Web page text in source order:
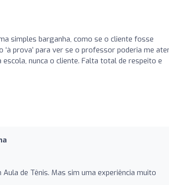
simples barganha, como se o cliente fosse
prova’ para ver se o professor poderia me
nunca o cliente. Falta total de respeito e
de Tênis. Mas sim uma experiência muito